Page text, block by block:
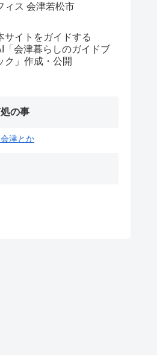
ィス 会津若松市
サイトをガイドする
「会津暮らしのガイドブ
ク」作成・公開
の事
津とか